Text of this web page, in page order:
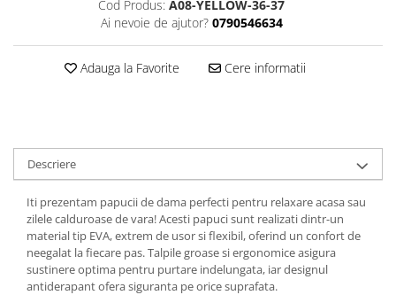
Cod Produs: A08-YELLOW-36-37
Ai nevoie de ajutor? 0790546634
Adauga la Favorite Cere informatii
Descriere
Iti prezentam papucii de dama perfecti pentru relaxare acasa sau
zilele calduroase de vara! Acesti papuci sunt realizati dintr-un
material tip EVA, extrem de usor si flexibil, oferind un confort de
neegalat la fiecare pas. Talpile groase si ergonomice asigura
sustinere optima pentru purtare indelungata, iar designul
antiderapant ofera siguranta pe orice suprafata.